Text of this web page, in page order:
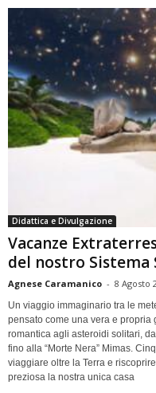
Didattica e Divulgazione
Vacanze
del nostro Sistema
Agnese Caramanico - 8 Agosto
Un viaggio immaginario tra le
pensato come una vera e
romantica agli asteroidi solitari,
fino alla “Morte Nera” Mimas.
viaggiare oltre la Terra e
preziosa la nostra unica casa